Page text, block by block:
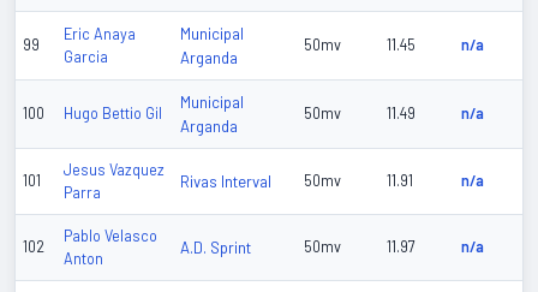
99
Eric Anaya
Garcia
Municipal
Arganda
50mv 11.45 n/a
100 Hugo Bettio Gil
Municipal
Arganda
50mv 11.49 n/a
101
Jesus Vazquez
Parra
Rivas Interval 50mv 11.91 n/a
102
Pablo Velasco
Anton
A.D. Sprint 50mv 11.97 n/a